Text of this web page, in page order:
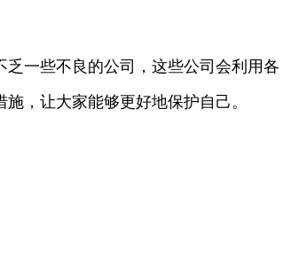
一些不良的公司，这些公司会利用各
，让大家能够更好地保护自己。